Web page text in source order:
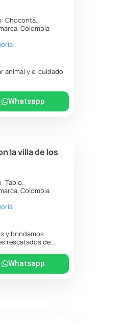
Chocontá.
,Colombia
animal y el cuidado
Whatsapp
la villa de los
Tabio.
,Colombia
y brindamos
rescatados de...
Whatsapp